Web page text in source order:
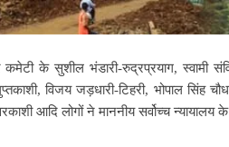
के सुशील भंडारी-रुद्रप्रयाग, स्वामी
विजय जड़धारी-टिहरी, भोपाल सिंह
आदि लोगों ने माननीय सर्वोच्च